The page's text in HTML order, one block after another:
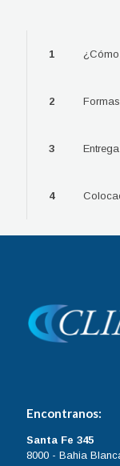
1
2
3
4
Encontranos:
Santa Fe 345
8000 - Bahia